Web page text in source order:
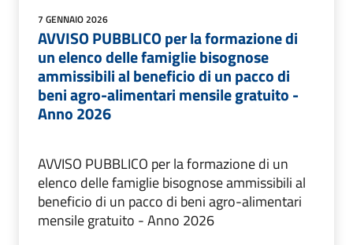
7 GENNAIO 2026
AVVISO PUBBLICO per la formazione di
un elenco delle famiglie bisognose
ammissibili al beneficio di un pacco di
beni agro-alimentari mensile gratuito -
Anno 2026
AVVISO PUBBLICO per la formazione di un
elenco delle famiglie bisognose ammissibili al
beneficio di un pacco di beni agro-alimentari
mensile gratuito - Anno 2026